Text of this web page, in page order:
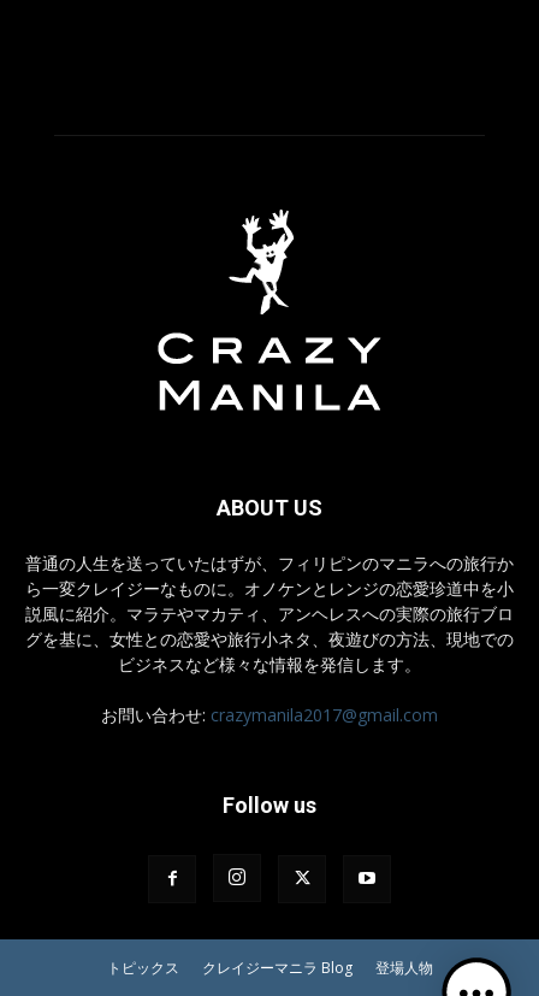
ABOUT US
普通の人生を送っていたはずが、フィリピンのマニラへの旅行か
ら一変クレイジーなものに。オノケンとレンジの恋愛珍道中を小
説風に紹介。マラテやマカティ、アンヘレスへの実際の旅行ブロ
グを基に、女性との恋愛や旅行小ネタ、夜遊びの方法、現地での
ビジネスなど様々な情報を発信します。
お問い合わせ: crazymanila2017@gmail.com
Follow us
トピックス クレイジーマニラ Blog 登場人物